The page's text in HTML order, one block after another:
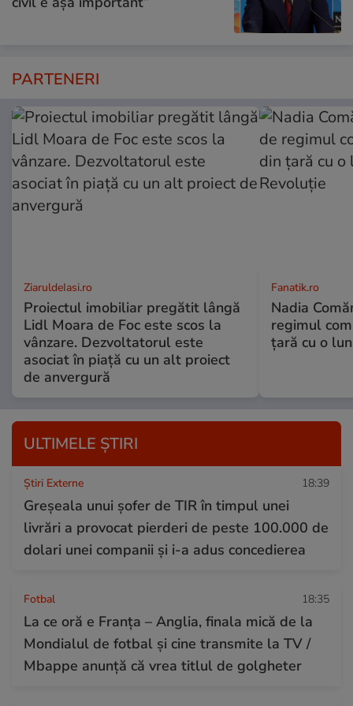
PARTENERI
ZiaruldeIasi.ro
Proiectul imobiliar pregătit lângă
Lidl Moara de Foc este scos la
vânzare. Dezvoltatorul este
asociat în piață cu un alt proiect
de anvergură
Fanatik.ro
Nadia
regimul
ţară cu o
ULTIMELE ȘTIRI
Știri Externe 18:39
Greșeala unui șofer de TIR în timpul unei
livrări a provocat pierderi de peste 100.000 de
dolari unei companii și i-a adus concedierea
Fotbal 18:35
La ce oră e Franța – Anglia, finala mică de la
Mondialul de fotbal și cine transmite la TV /
Mbappe anunță că vrea titlul de golgheter